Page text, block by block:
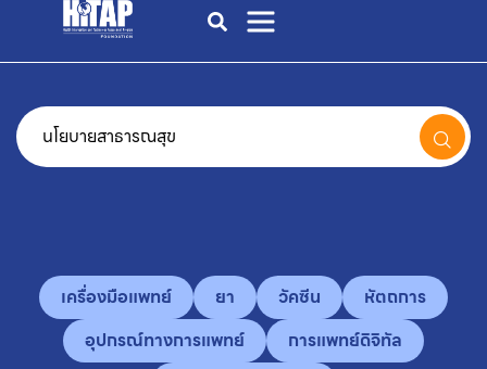
เครื่องมือแพทย์ ยา วัคซีน
หัตถการ
อุปกรณ์ทางการแพทย์
การแพทย์ดิจิทัล